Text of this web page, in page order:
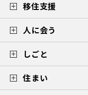
移住支援
人に会う
しごと
住まい